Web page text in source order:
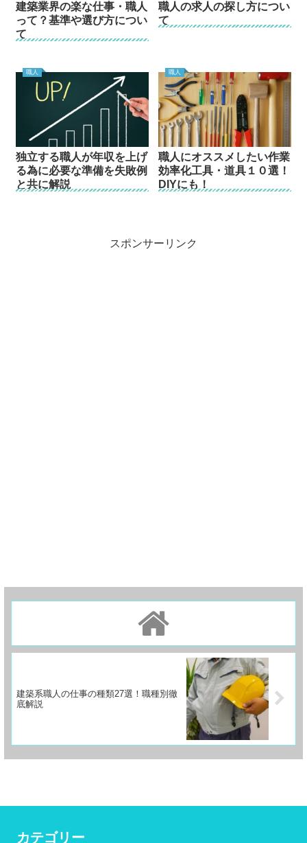
建築業界の楽な仕事・職人
って？基準や選び方につい
て
職人の求人の探し方につい
て
職人
独立する職人が年収を上げ
る為に必要な準備を失敗例
と共に解説
職人
職人にオススメしたい作業
効率化工具・道具１０選！
DIYにも！
スポンサーリンク
建築系職人の仕事の種類27選！職種別徹
底解説
カテゴリー